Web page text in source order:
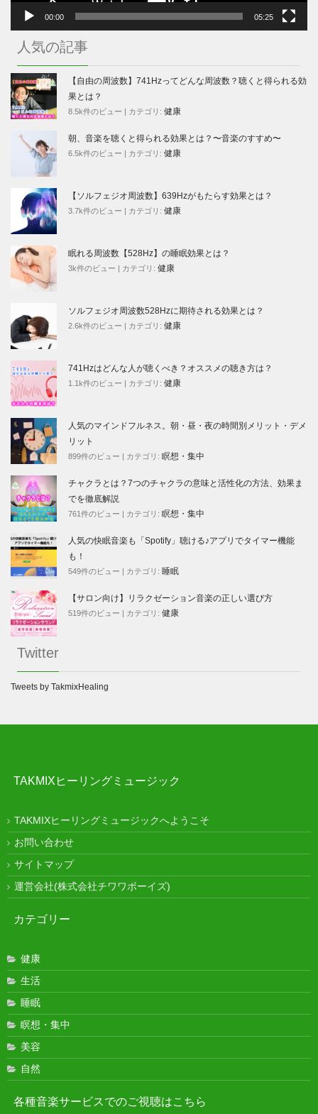
00:00 05:25
人気の記事
【自由の周波数】741Hzってどんな周波数？聴くと得られる効
果とは？
8.5k件のビュー | カテゴリ: 健康
朝、音楽を聴くと得られる効果とは？〜音楽のすすめ〜
6.5k件のビュー | カテゴリ: 健康
【ソルフェジオ周波数】639Hzがもたらす効果とは？
3.7k件のビュー | カテゴリ: 健康
眠れる周波数【528Hz】の睡眠効果とは？
3k件のビュー | カテゴリ: 健康
ソルフェジオ周波数528Hzに期待される効果とは？
2.6k件のビュー | カテゴリ: 健康
741Hzはどんな人が聴くべき？オススメの聴き方は？
1.1k件のビュー | カテゴリ: 健康
人気のマインドフルネス。朝・昼・夜の時間別メリット・デメ
リット
899件のビュー | カテゴリ: 瞑想・集中
チャクラとは？7つのチャクラの意味と活性化の方法、効果ま
でを徹底解説
761件のビュー | カテゴリ: 瞑想・集中
人気の快眠音楽も「Spotify」聴ける♪アプリでタイマー機能
も！
549件のビュー | カテゴリ: 睡眠
【サロン向け】リラクゼーション音楽の正しい選び方
519件のビュー | カテゴリ: 健康
Twitter
Tweets by TakmixHealing
TAKMIXヒーリングミュージック
TAKMIXヒーリングミュージックへようこそ
お問い合わせ
サイトマップ
運営会社(株式会社チワワボーイズ)
カテゴリー
健康
生活
睡眠
瞑想・集中
美容
自然
各種音楽サービスでのご視聴はこちら